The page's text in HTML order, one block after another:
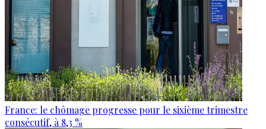
France: le chômage progresse pour le sixième trimestre
consécutif, à 8,3 %